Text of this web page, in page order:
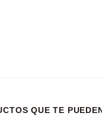
QUE TE